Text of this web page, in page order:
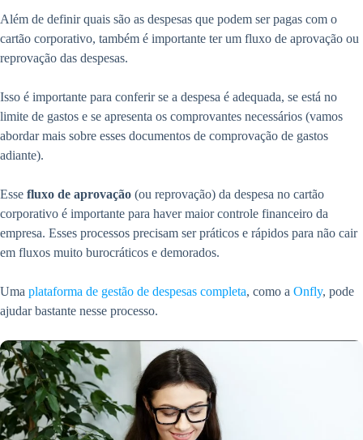
Além de definir quais são as despesas que podem ser pagas com o
cartão corporativo, também é importante ter um fluxo de aprovação ou
reprovação das despesas.
Isso é importante para conferir se a despesa é adequada, se está no
limite de gastos e se apresenta os comprovantes necessários (vamos
abordar mais sobre esses documentos de comprovação de gastos
adiante).
Esse fluxo de aprovação (ou reprovação) da despesa no cartão
corporativo é importante para haver maior controle financeiro da
empresa. Esses processos precisam ser práticos e rápidos para não cair
em fluxos muito burocráticos e demorados.
Uma plataforma de gestão de despesas completa, como a Onfly, pode
ajudar bastante nesse processo.